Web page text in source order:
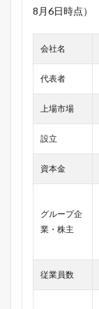
8月6日時点）
会社名
代表者
上場市場
設立
資本金
グループ企
業・株主
従業員数